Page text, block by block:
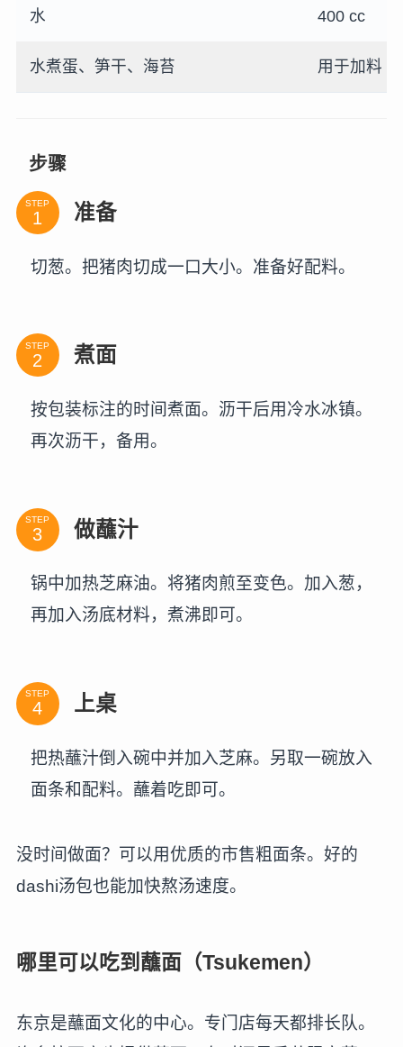
水 400 cc
水煮蛋、笋干、海苔 用于加料
步骤
STEP 准备
切葱。把猪肉切成一口大小。准备好配料。
STEP 煮面
按包装标注的时间煮面。沥干后用冷水冰镇。
再次沥干，备用。
STEP 做蘸汁
锅中加热芝麻油。将猪肉煎至变色。加入葱，
再加入汤底材料，煮沸即可。
STEP 上桌
把热蘸汁倒入碗中并加入芝麻。另取一碗放入
面条和配料。蘸着吃即可。
没时间做面？可以用优质的市售粗面条。好的
dashi汤包也能加快熬汤速度。
哪里可以吃到蘸面（Tsukemen）
东京是蘸面文化的中心。专门店每天都排长队。